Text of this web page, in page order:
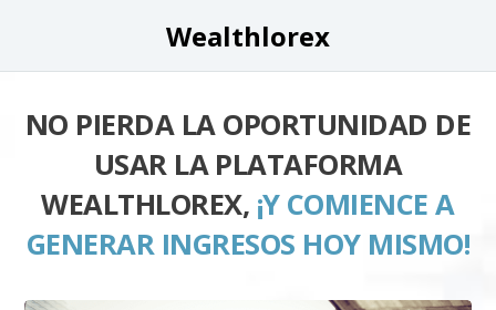
Wealthlorex
NO PIERDA LA OPORTUNIDAD DE
USAR LA PLATAFORMA
WEALTHLOREX, ¡Y COMIENCE A
GENERAR INGRESOS HOY MISMO!